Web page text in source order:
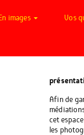
images Vos
Afin de
cet
les